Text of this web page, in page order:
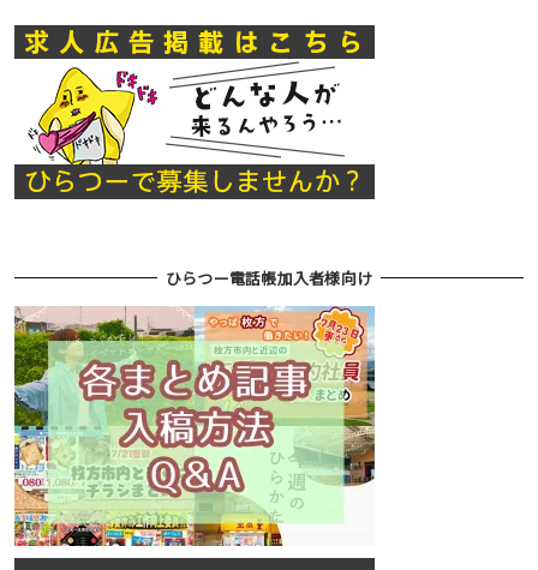
ひらつー電話帳加入者様向け